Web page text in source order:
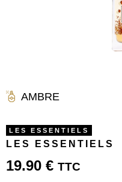
AMBRE
LES ESSENTIELS
LES ESSENTIELS
19.90 € TTC